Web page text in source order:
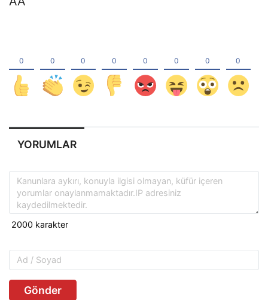
YORUMLAR
Gönder